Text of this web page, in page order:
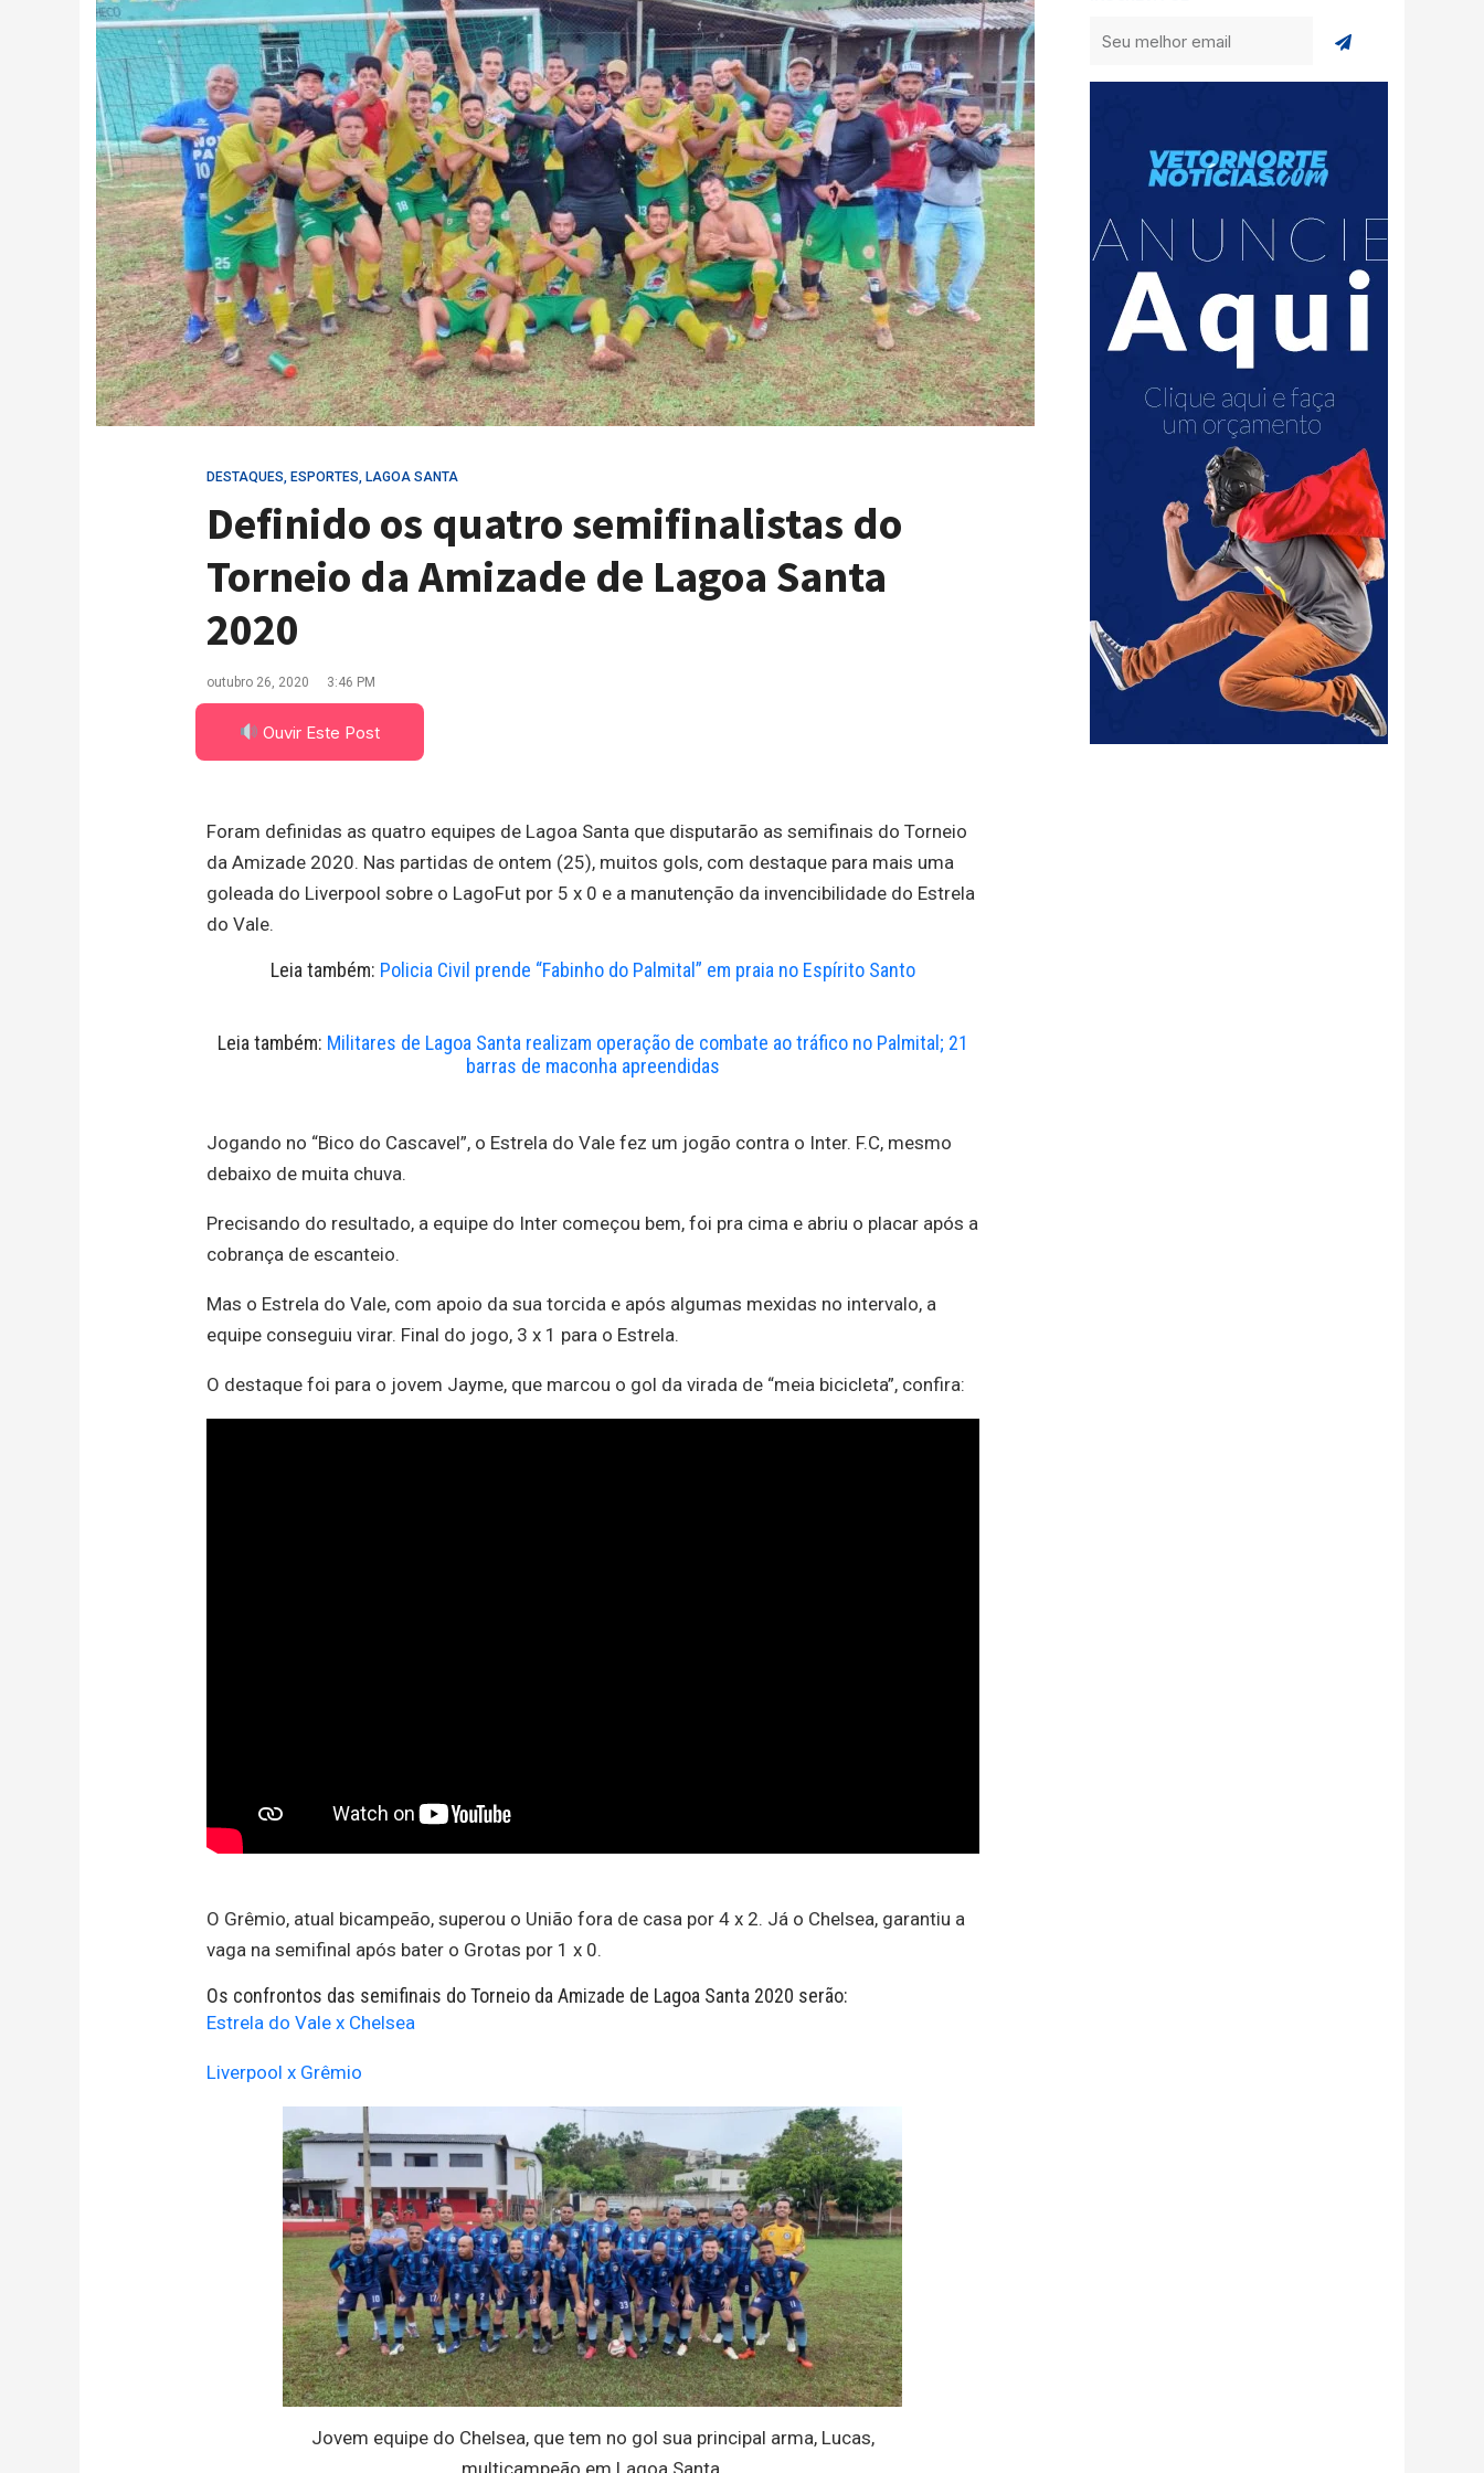
DESTAQUES, ESPORTES, LAGOA SANTA
Definido os quatro semifinalistas do
Torneio da Amizade de Lagoa Santa
2020
outubro 26, 2020 3:46 PM
Ouvir Este Post
Foram definidas as quatro equipes de Lagoa Santa que disputarão as semifinais do Torneio
da Amizade 2020. Nas partidas de ontem (25), muitos gols, com destaque para mais uma
goleada do Liverpool sobre o LagoFut por 5 x 0 e a manutenção da invencibilidade do Estrela
do Vale.
Leia também: Policia Civil prende “Fabinho do Palmital” em praia no Espírito Santo
Leia também: Militares de Lagoa Santa realizam operação de combate ao tráfico no Palmital; 21
barras de maconha apreendidas
Jogando no “Bico do Cascavel”, o Estrela do Vale fez um jogão contra o Inter. F.C, mesmo
debaixo de muita chuva.
Precisando do resultado, a equipe do Inter começou bem, foi pra cima e abriu o placar após a
cobrança de escanteio.
Mas o Estrela do Vale, com apoio da sua torcida e após algumas mexidas no intervalo, a
equipe conseguiu virar. Final do jogo, 3 x 1 para o Estrela.
O destaque foi para o jovem Jayme, que marcou o gol da virada de “meia bicicleta”, confira:
O Grêmio, atual bicampeão, superou o União fora de casa por 4 x 2. Já o Chelsea, garantiu a
vaga na semifinal após bater o Grotas por 1 x 0.
Os confrontos das semifinais do Torneio da Amizade de Lagoa Santa 2020 serão:
Estrela do Vale x Chelsea
Liverpool x Grêmio
Jovem equipe do Chelsea, que tem no gol sua principal arma, Lucas,
multicampeão em Lagoa Santa.